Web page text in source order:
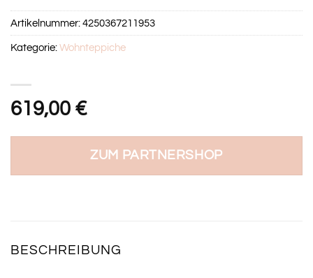
619,00 €
ZUM PARTNERSHOP
Artikelnummer:4250367211953
Kategorie:Wohnteppiche
BESCHREIBUNG